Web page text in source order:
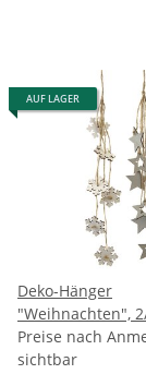
AUF LAGER
Deko-Hänger
"Weihnachten",
44cm
Preise nach
sichtbar